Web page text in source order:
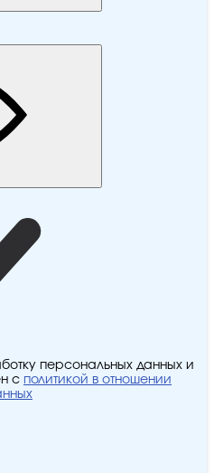
персональных данных и
с политикой в отношении